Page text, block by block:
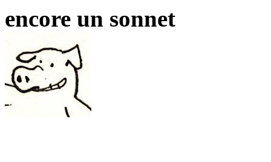
encore un sonnet